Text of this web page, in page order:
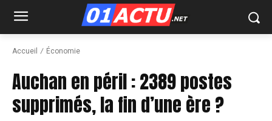
Accueil Économie
Auchan en péril : 2389 postes
supprimés, la fin d’une ère ?